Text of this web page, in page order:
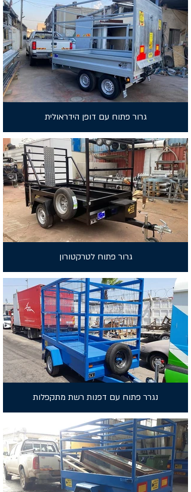
גרור פתוח עם דופן הידראולית
גרור פתוח לטרקטורון
נגרר פתוח עם דפנות רשת מתקפלות